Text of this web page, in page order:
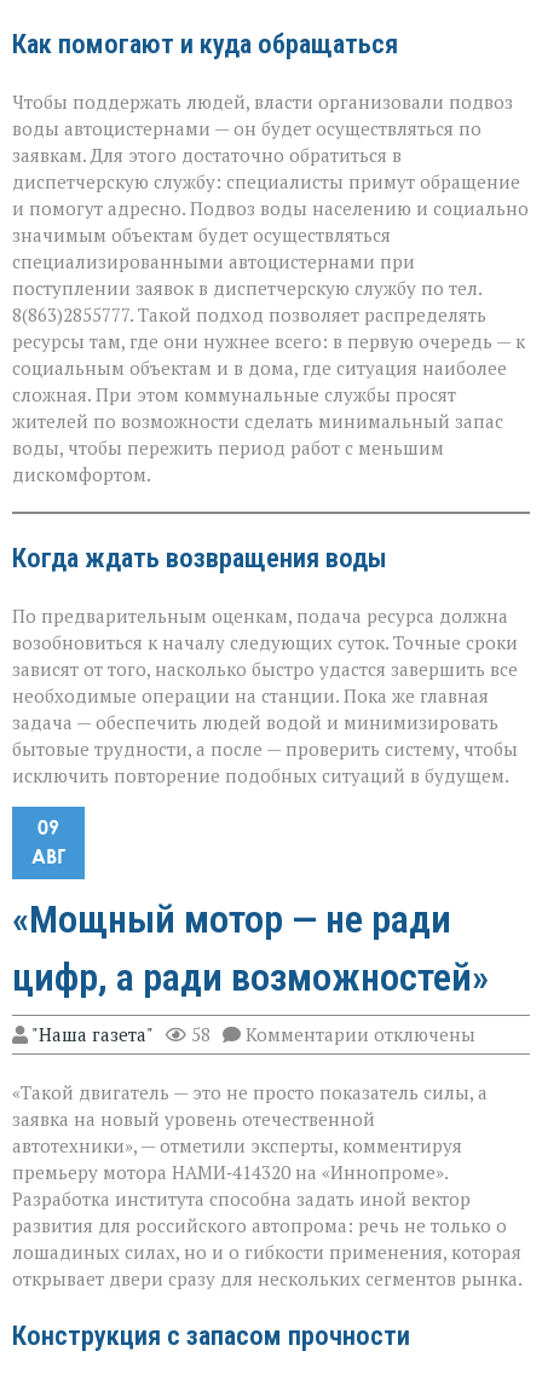
Как помогают и куда обращаться
Чтобы поддержать людей, власти организовали подвоз
воды автоцистернами — он будет осуществляться по
заявкам. Для этого достаточно обратиться в
диспетчерскую службу: специалисты примут обращение
и помогут адресно. Подвоз воды населению и социально
значимым объектам будет осуществляться
специализированными автоцистернами при
поступлении заявок в диспетчерскую службу по тел.
8(863)2855777. Такой подход позволяет распределять
ресурсы там, где они нужнее всего: в первую очередь — к
социальным объектам и в дома, где ситуация наиболее
сложная. При этом коммунальные службы просят
жителей по возможности сделать минимальный запас
воды, чтобы пережить период работ с меньшим
дискомфортом.
Когда ждать возвращения воды
По предварительным оценкам, подача ресурса должна
возобновиться к началу следующих суток. Точные сроки
зависят от того, насколько быстро удастся завершить все
необходимые операции на станции. Пока же главная
задача — обеспечить людей водой и минимизировать
бытовые трудности, а после — проверить систему, чтобы
исключить повторение подобных ситуаций в будущем.
09
АВГ
«Мощный мотор — не ради
цифр, а ради возможностей»
"Наша газета" 58 Комментарии к
записи
мотор — не
ради
а
ради
возможностей»
отключены
«Такой двигатель — это не просто показатель силы, а
заявка на новый уровень отечественной
автотехники», — отметили эксперты, комментируя
премьеру мотора НАМИ‑414320 на «Иннопроме».
Разработка института способна задать иной вектор
развития для российского автопрома: речь не только о
лошадиных силах, но и о гибкости применения, которая
открывает двери сразу для нескольких сегментов рынка.
Конструкция с запасом прочности